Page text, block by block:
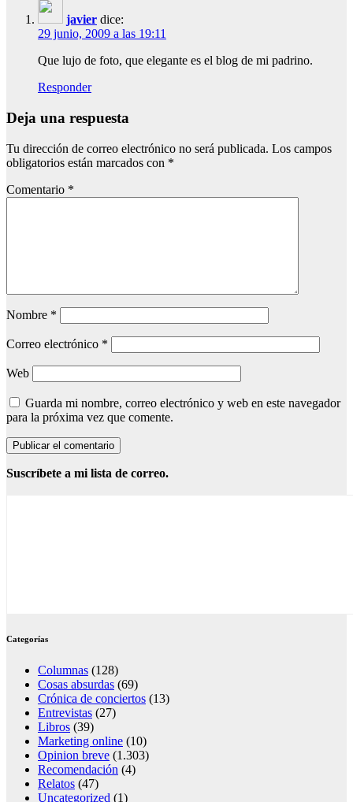
javier dice:
29 junio, 2009 a las 19:11
Que lujo de foto, que elegante es el blog de mi padrino.
Responder
Deja una respuesta
Tu dirección de correo electrónico no será publicada. Los campos
obligatorios están marcados con *
Comentario *
Nombre *
Correo electrónico *
Web
Guarda mi nombre, correo electrónico y web en este navegador
para la próxima vez que comente.
Suscríbete a mi lista de correo.
Categorías
Columnas (128)
Cosas absurdas (69)
Crónica de conciertos (13)
Entrevistas (27)
Libros (39)
Marketing online (10)
Opinion breve (1.303)
Recomendación (4)
Relatos (47)
Uncategorized (1)